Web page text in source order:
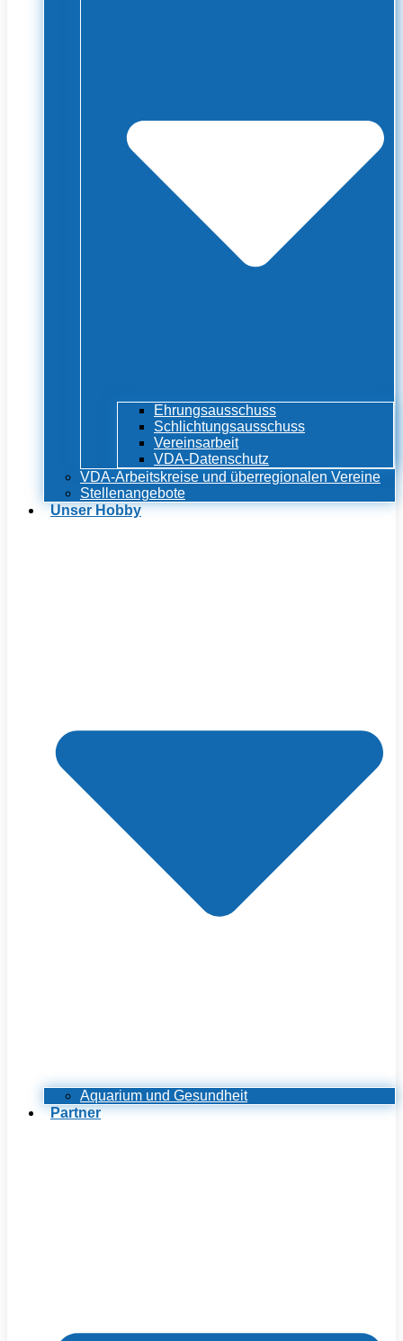
Ehrungsausschuss
Schlichtungsausschuss
Vereinsarbeit
VDA-Datenschutz
VDA-Arbeitskreise und überregionalen Vereine
Stellenangebote
Unser Hobby
Aquarium und Gesundheit
Partner